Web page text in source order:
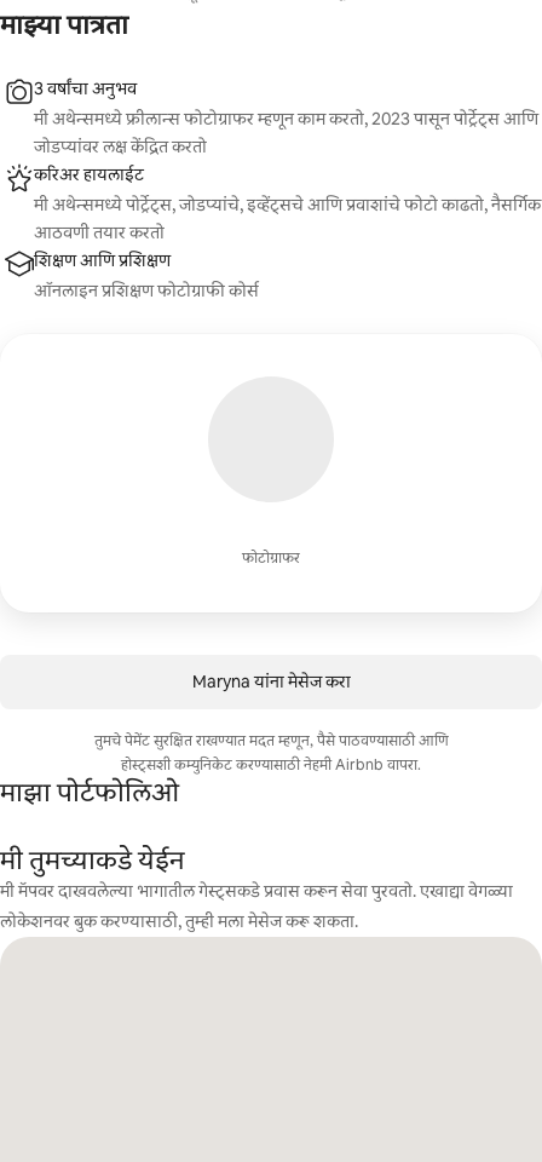
माझ्या पात्रता
फोटोग्राफर
3 वर्षांचा अनुभव
मी अथेन्समध्ये फ्रीलान्स फोटोग्राफर म्हणून काम करतो, 2023 पासून पोर्ट्रेट्स आणि
जोडप्यांवर लक्ष केंद्रित करतो
करिअर हायलाईट
मी अथेन्समध्ये पोर्ट्रेट्स, जोडप्यांचे, इव्हेंट्सचे आणि प्रवाशांचे फोटो काढतो, नैसर्गिक
आठवणी तयार करतो
शिक्षण आणि प्रशिक्षण
ऑनलाइन प्रशिक्षण फोटोग्राफी कोर्स
Maryna यांना मेसेज करा
तुमचे पेमेंट सुरक्षित राखण्यात मदत म्हणून, पैसे पाठवण्यासाठी आणि
होस्ट्सशी कम्युनिकेट करण्यासाठी नेहमी Airbnb वापरा.
माझा पोर्टफोलिओ
मी तुमच्याकडे येईन
मी मॅपवर दाखवलेल्या भागातील गेस्ट्सकडे प्रवास करून सेवा पुरवतो. एखाद्या वेगळ्या
लोकेशनवर बुक करण्यासाठी, तुम्ही मला मेसेज करू शकता.